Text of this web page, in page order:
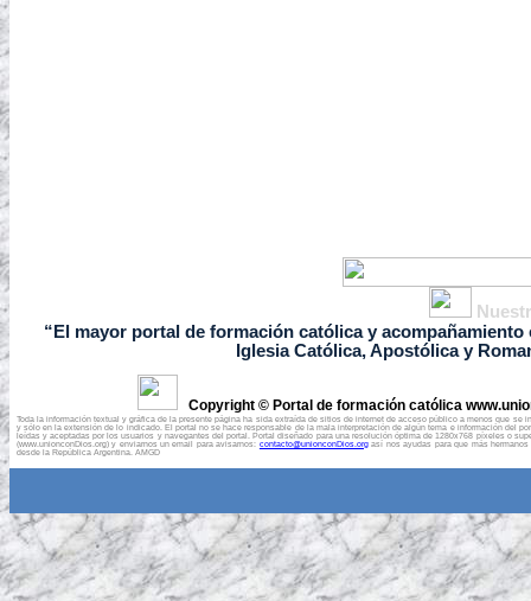
“El mayor portal de formación católica y
Iglesia Católica, Apostólica y
Copyright © Portal de formación católica
Toda la información textual y gráfica de la presente página ha sida extraída de sitios de internet de acceso público a menos que
y sólo en la extensión de lo indicado. El portal no se hace responsable de la mala interpretación de algún tema e información del
leídas y aceptadas por los usuarios y navegantes del portal. Portal diseñado para una resolución óptima de 1280x768 píxeles o
(www.unionconDios.org) y enviarnos un email para avisarnos: contacto@unionconDios.orgasí nos ayudas para que más
desde la República Argentina. AMGD